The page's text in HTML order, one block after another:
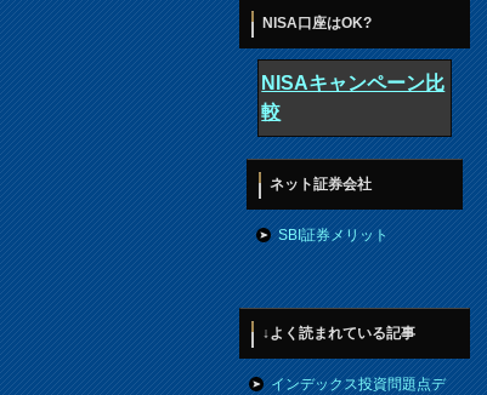
NISA口座はOK?
NISAキャンペーン比
較
ネット証券会社
SBI証券メリット
↓よく読まれている記事
インデックス投資問題点デ